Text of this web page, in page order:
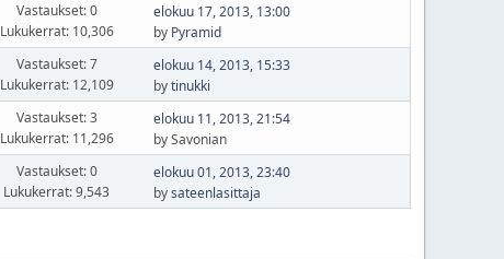
Vastaukset: 0
Lukukerrat: 10,306
elokuu 17, 2013, 13:00
by Pyramid
Vastaukset: 7
Lukukerrat: 12,109
elokuu 14, 2013, 15:33
bytinukki
Vastaukset: 3
Lukukerrat: 11,296
elokuu 11, 2013, 21:54
by Savonian
Vastaukset: 0
Lukukerrat: 9,543
elokuu 01, 2013, 23:40
bysateenlasittaja